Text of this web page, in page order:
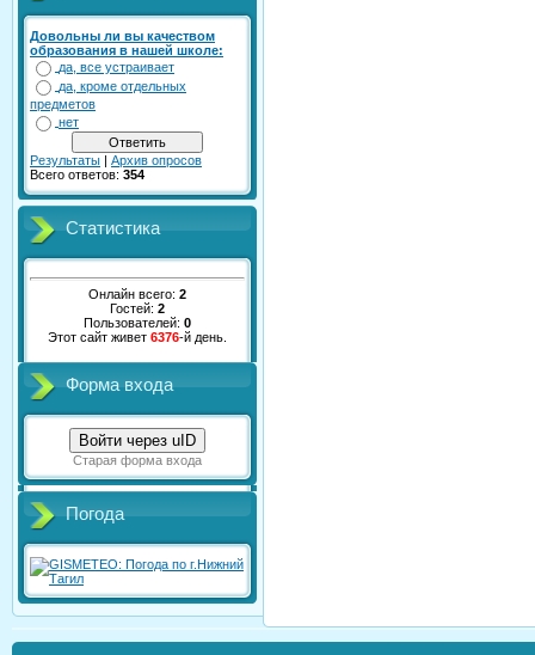
Довольны ли вы качеством
образования в нашей школе:
да, все устраивает
да, кроме отдельных
предметов
нет
Результаты | Архив опросов
Всего ответов: 354
Статистика
Онлайн всего: 2
Гостей: 2
Пользователей: 0
Этот сайт живет 6376-й день.
Форма входа
Войти через uID
Старая форма входа
Погода